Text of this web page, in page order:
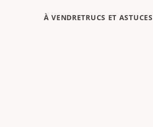
À VENDRETRUCS ET ASTUCES